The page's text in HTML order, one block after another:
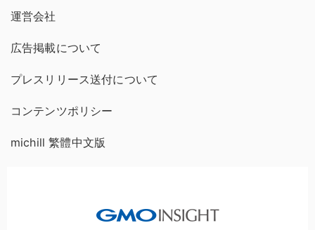
運営会社
広告掲載について
プレスリリース送付について
コンテンツポリシー
michill 繁體中文版